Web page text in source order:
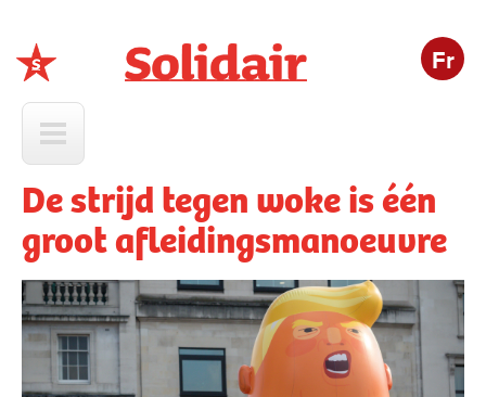
Fr
De strijd tegen woke is één
groot afleidingsmanoeuvre